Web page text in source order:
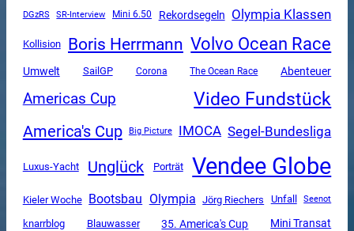
DGzRS SR-Interview Mini 6.50 Rekordsegeln Olympia Klassen
Kollision Boris Herrmann Volvo Ocean Race
Umwelt SailGP Corona The Ocean Race Abenteuer
Americas Cup Video Fundstück
America's Cup Big Picture IMOCA Segel-Bundesliga
Luxus-Yacht Unglück Porträt Vendee Globe
Kieler Woche Bootsbau Olympia Jörg Riechers Unfall Seenot
knarrblog Blauwasser 35. America's Cup Mini Transat